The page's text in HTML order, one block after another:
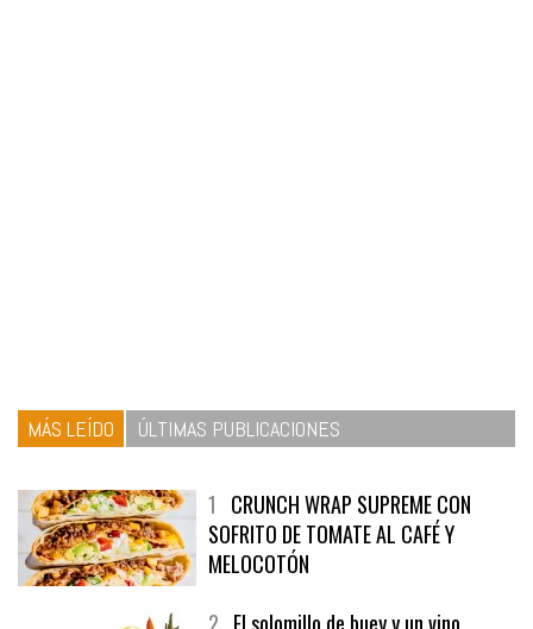
1CRUNCH WRAP SUPREME CON
SOFRITO DE TOMATE AL CAFÉ Y
MELOCOTÓN